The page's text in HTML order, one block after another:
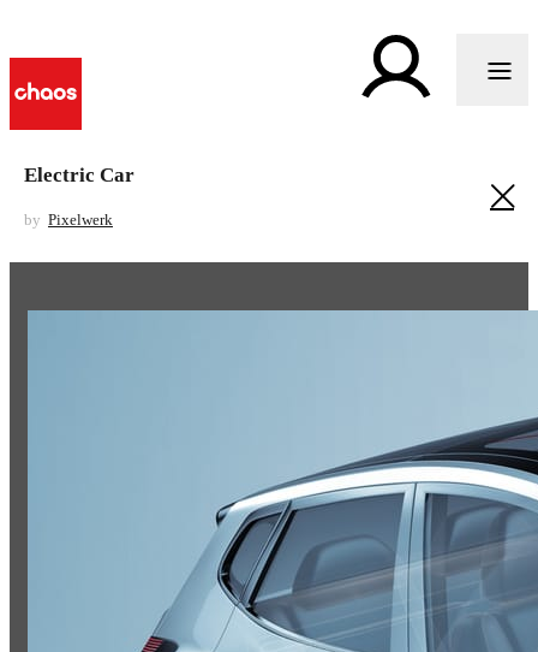
Electric Car
by Pixelwerk